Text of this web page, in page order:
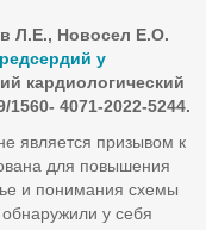
Л.Е., Новосел Е.О.
у
кардиологический
4071-2022-5244.
является призывом к
для повышения
и понимания схемы
у себя